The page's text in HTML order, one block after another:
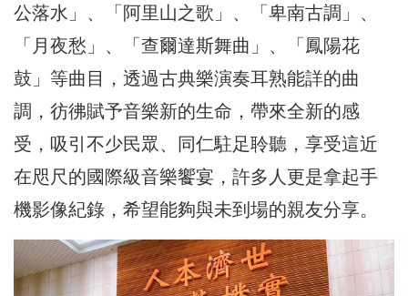
公落水」、「阿里山之歌」、「卑南古調」、
「月夜愁」、「查爾達斯舞曲」、「鳳陽花
鼓」等曲目，透過古典樂演奏耳熟能詳的曲
調，彷彿賦予音樂新的生命，帶來全新的感
受，吸引不少民眾、同仁駐足聆聽，享受這近
在咫尺的國際級音樂饗宴，許多人更是拿起手
機影像紀錄，希望能夠與未到場的親友分享。